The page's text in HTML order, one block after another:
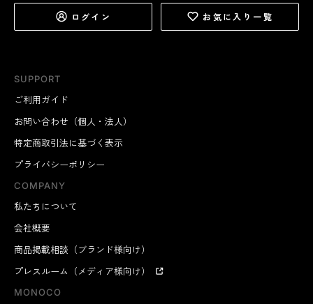
SUPPORT
ご利用ガイド
お問い合わせ（個人・法人）
特定商取引法に基づく表示
プライバシーポリシー
COMPANY
私たちについて
会社概要
商品掲載相談（ブランド様向け）
プレスルーム（メディア様向け）
MONOCO
ログイン お気に入り一覧